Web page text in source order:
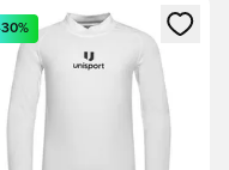
vagy a tagként
egy modált a